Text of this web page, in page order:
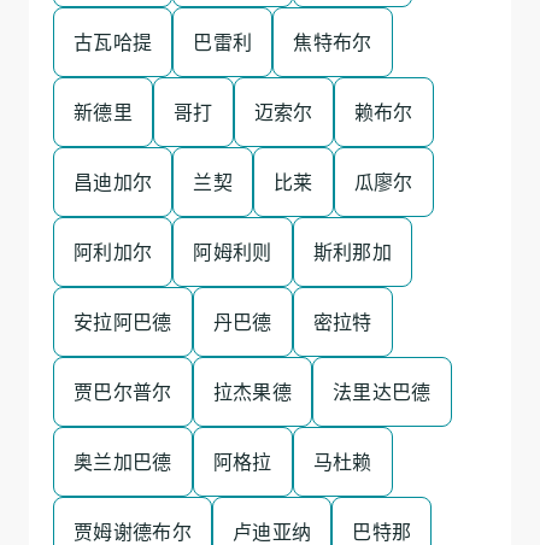
古瓦哈提 巴雷利 焦特布尔
新德里 哥打 迈索尔 赖布尔
昌迪加尔 兰契 比莱 瓜廖尔
阿利加尔 阿姆利则 斯利那加
安拉阿巴德 丹巴德 密拉特
贾巴尔普尔 拉杰果德 法里达巴德
奥兰加巴德 阿格拉 马杜赖
贾姆谢德布尔 卢迪亚纳 巴特那